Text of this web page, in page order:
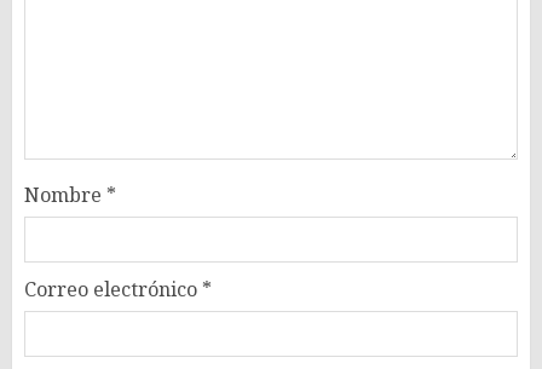
Nombre *
Correo electrónico *